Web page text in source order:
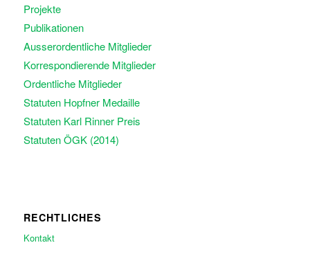
Projekte
Publikationen
Ausserordentliche Mitglieder
Korrespondierende Mitglieder
Ordentliche Mitglieder
Statuten Hopfner Medaille
Statuten Karl Rinner Preis
Statuten ÖGK (2014)
RECHTLICHES
Kontakt